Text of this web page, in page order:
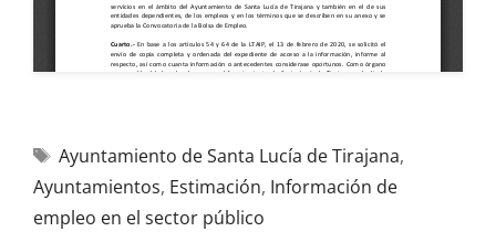
Ayuntamiento de Santa Lucía de Tirajana,
Ayuntamientos, Estimación, Información de
empleo en el sector público